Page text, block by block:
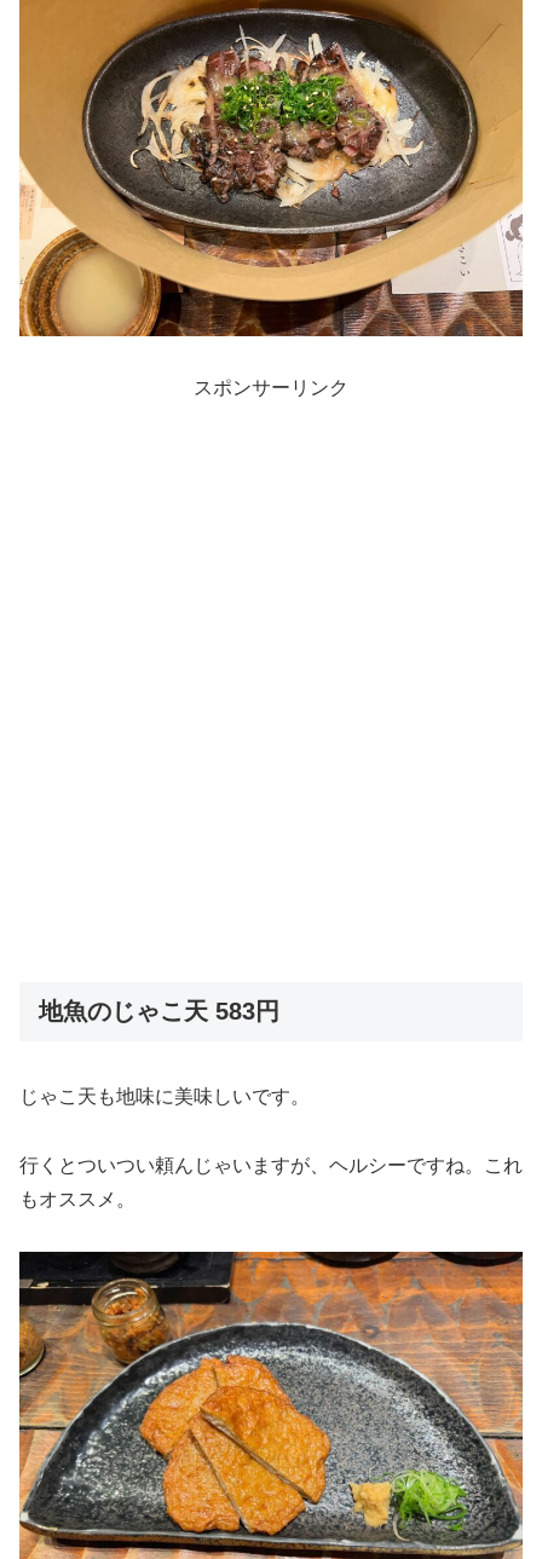
スポンサーリンク
地魚のじゃこ天 583円
じゃこ天も地味に美味しいです。
行くとついつい頼んじゃいますが、ヘルシーですね。これ
もオススメ。